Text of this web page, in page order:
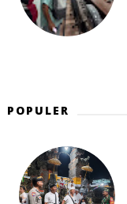
POPULER